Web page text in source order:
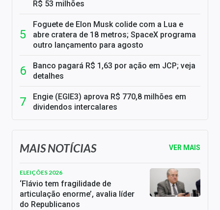
R$ 53 milhões
Foguete de Elon Musk colide com a Lua e
abre cratera de 18 metros; SpaceX programa
outro lançamento para agosto
Banco pagará R$ 1,63 por ação em JCP; veja
detalhes
Engie (EGIE3) aprova R$ 770,8 milhões em
dividendos intercalares
MAIS NOTÍCIAS VER MAIS
ELEIÇÕES 2026
‘Flávio tem fragilidade de
articulação enorme’, avalia líder
do Republicanos